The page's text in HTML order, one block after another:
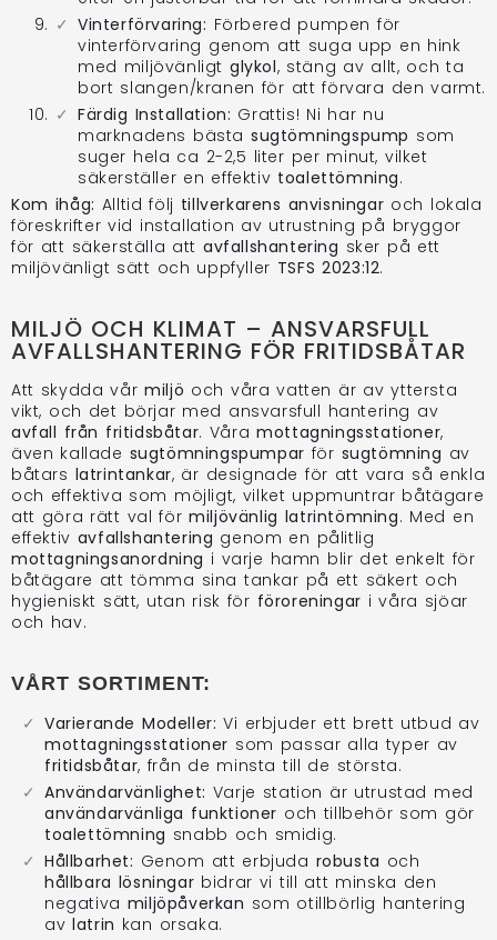
Vinterförvaring: Förbered pumpen för
vinterförvaring genom att suga upp en hink
med miljövänligt glykol, stäng av allt, och ta
bort slangen/kranen för att förvara den varmt.
Färdig Installation: Grattis! Ni har nu
marknadens bästa sugtömningspump som
suger hela ca 2-2,5 liter per minut, vilket
säkerställer en effektiv toalettömning.
Kom ihåg: Alltid följ tillverkarens anvisningar och lokala
föreskrifter vid installation av utrustning på bryggor
för att säkerställa attavfallshantering sker på ett
miljövänligt sätt och uppfyller TSFS 2023:12.
MILJÖ OCH KLIMAT – ANSVARSFULL
AVFALLSHANTERING FÖR FRITIDSBÅTAR
Att skydda vårmiljö och våra vatten är av yttersta
vikt, och det börjar med ansvarsfull hantering av
avfall från fritidsbåtar. Våramottagningsstationer,
även kallade sugtömningspumpar för sugtömning av
båtars latrintankar, är designade för att vara så enkla
och effektiva som möjligt, vilket uppmuntrar båtägare
att göra rätt val förmiljövänlig latrintömning. Med en
effektiv avfallshantering genom en pålitlig
mottagningsanordning i varje hamn blir det enkelt för
båtägare att tömma sina tankar på ett säkert och
hygieniskt sätt, utan risk för föroreningar i våra sjöar
och hav.
VÅRT SORTIMENT:
Varierande Modeller: Vi erbjuder ett brett utbud av
mottagningsstationer som passar alla typer av
fritidsbåtar, från de minsta till de största.
Användarvänlighet: Varje station är utrustad med
användarvänliga funktioner och tillbehör som gör
toalettömning snabb och smidig.
Hållbarhet: Genom att erbjuda robusta och
hållbara lösningar bidrar vi till att minska den
negativa miljöpåverkan som otillbörlig hantering
avlatrin kan orsaka.